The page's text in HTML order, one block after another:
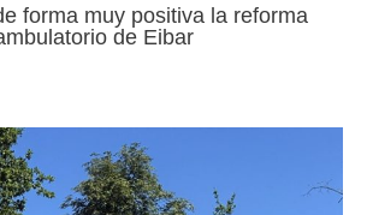
forma muy positiva la reforma
de Eibar